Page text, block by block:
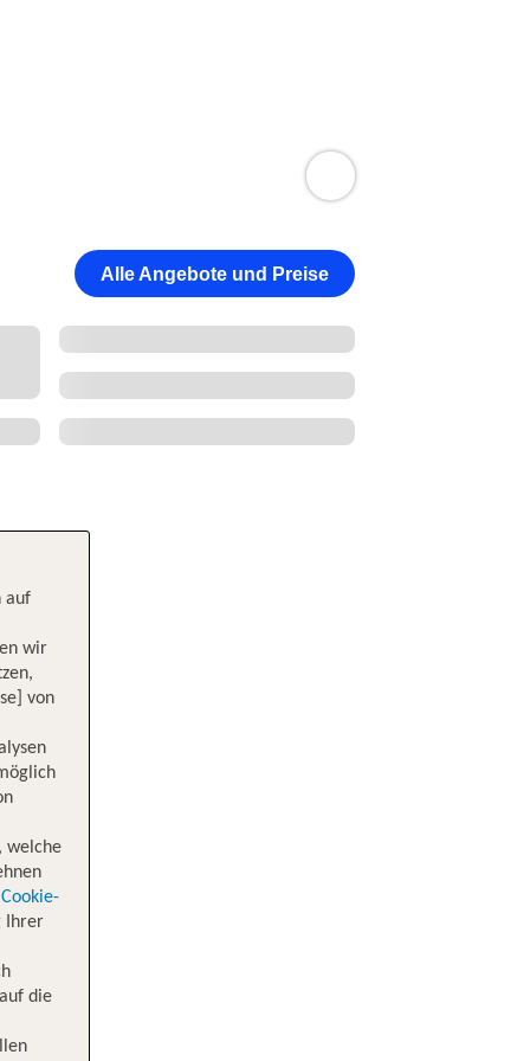
Alle Angebote und Preise
auf
wir
von
welche
Cookie-
Ihrer
die